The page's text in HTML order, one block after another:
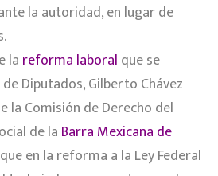
la autoridad, en lugar de
la reforma laboral que se
Diputados, Gilberto Chávez
la Comisión de Derecho del
de la Barra Mexicana de
en la reforma a la Ley Federal